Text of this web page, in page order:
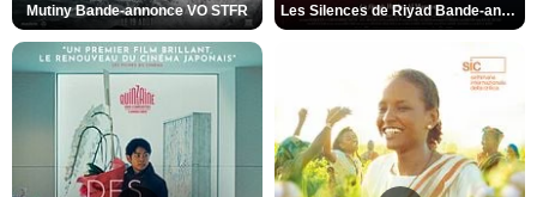
Mutiny Bande-annonce VO STFR Les Silences de Riyad Bande-annonce VO STFR